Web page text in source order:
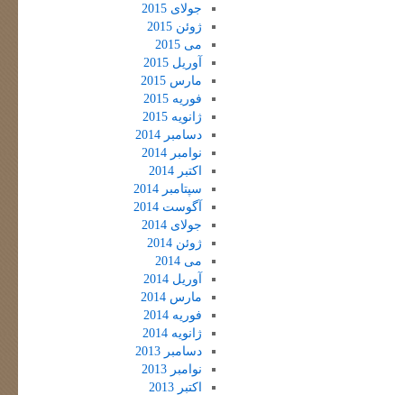
جولای 2015
ژوئن 2015
می 2015
آوریل 2015
مارس 2015
فوریه 2015
ژانویه 2015
دسامبر 2014
نوامبر 2014
اکتبر 2014
سپتامبر 2014
آگوست 2014
جولای 2014
ژوئن 2014
می 2014
آوریل 2014
مارس 2014
فوریه 2014
ژانویه 2014
دسامبر 2013
نوامبر 2013
اکتبر 2013